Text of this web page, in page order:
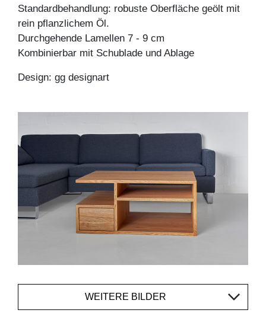
Standardbehandlung: robuste Oberfläche geölt mit
rein pflanzlichem Öl.
Durchgehende Lamellen 7 - 9 cm
Kombinierbar mit Schublade und Ablage
Design: gg designart
WEITERE BILDER